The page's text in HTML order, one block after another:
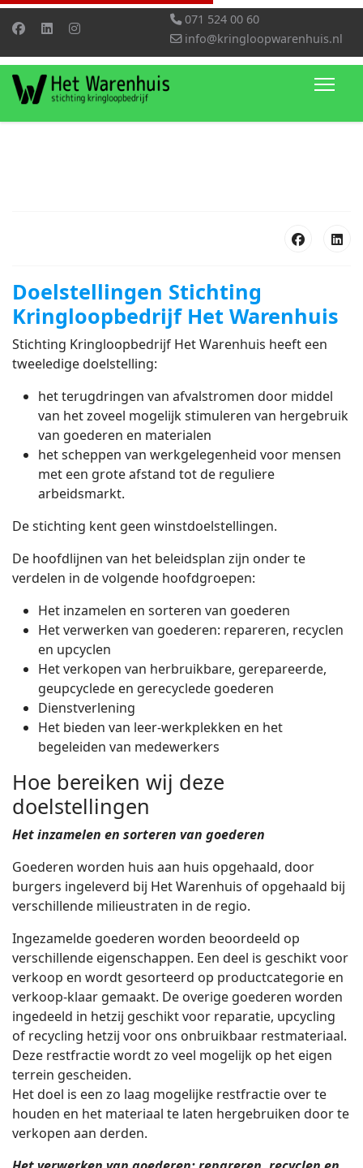
071 524 00 60
info@kringloopwarenhuis.nl
Doelstellingen Stichting
Kringloopbedrijf Het Warenhuis
Stichting Kringloopbedrijf Het Warenhuis heeft een
tweeledige doelstelling:
het terugdringen van afvalstromen door middel
van het zoveel mogelijk stimuleren van hergebruik
van goederen en materialen
het scheppen van werkgelegenheid voor mensen
met een grote afstand tot de reguliere
arbeidsmarkt.
De stichting kent geen winstdoelstellingen.
De hoofdlijnen van het beleidsplan zijn onder te
verdelen in de volgende hoofdgroepen:
Het inzamelen en sorteren van goederen
Het verwerken van goederen: repareren, recyclen
en upcyclen
Het verkopen van herbruikbare, gerepareerde,
geupcyclede en gerecyclede goederen
Dienstverlening
Het bieden van leer-werkplekken en het
begeleiden van medewerkers
Hoe bereiken wij deze
doelstellingen
Het inzamelen en sorteren van goederen
Goederen worden huis aan huis opgehaald, door
burgers ingeleverd bij Het Warenhuis of opgehaald bij
verschillende milieustraten in de regio.
Ingezamelde goederen worden beoordeeld op
verschillende eigenschappen. Een deel is geschikt voor
verkoop en wordt gesorteerd op productcategorie en
verkoop-klaar gemaakt. De overige goederen worden
ingedeeld in hetzij geschikt voor reparatie, upcycling
of recycling hetzij voor ons onbruikbaar restmateriaal.
Deze restfractie wordt zo veel mogelijk op het eigen
terrein gescheiden.
Het doel is een zo laag mogelijke restfractie over te
houden en het materiaal te laten hergebruiken door te
verkopen aan derden.